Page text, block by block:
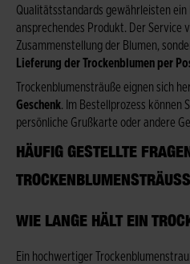
Qualitätsstandards gewährleisten ein
ansprechendes Produkt. Der Service
Zusammenstellung der Blumen,
Lieferung der Trockenblumen per
Trockenblumensträuße eignen sich
Geschenk. Im Bestellprozess können
persönliche Grußkarte oder andere
HÄUFIG GESTELLTE
WIE LANGE HÄLT EIN
Ein hochwertiger